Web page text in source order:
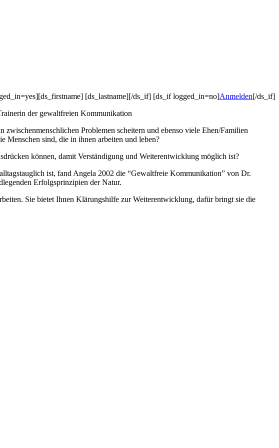
[ds_lastname][/ds_if] [ds_if logged_in=no]Anmelden[/ds_if]
der gewaltfreien Kommunikation
Problemen scheitern und ebenso viele Ehen/Familien
Menschen sind, die in ihnen arbeiten und leben?
können, damit Verständigung und Weiterentwicklung möglich ist?
ist, fand Angela 2002 die “Gewaltfreie Kommunikation” von Dr.
Erfolgsprinzipien der Natur.
Sie bietet Ihnen Klärungshilfe zur Weiterentwicklung, dafür bringt sie die